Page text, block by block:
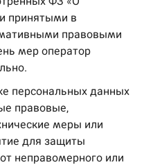
принятыми в
правовыми
мер оператор
персональных данных
правовые,
меры или
для защиты
неправомерного или